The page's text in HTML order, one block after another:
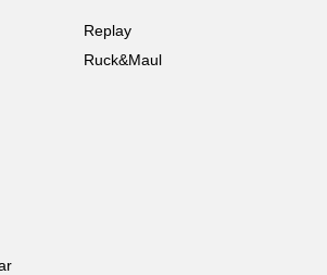
Replay
Ruck&Maul